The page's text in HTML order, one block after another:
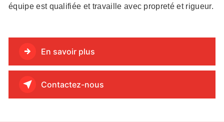
équipe est qualifiée et travaille avec propreté et rigueur.
En savoir plus
Contactez-nous